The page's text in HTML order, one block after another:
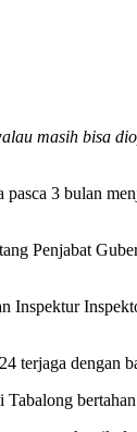
masih bisa
3 bulan
Penjabat
Inspektur
terjaga dengan